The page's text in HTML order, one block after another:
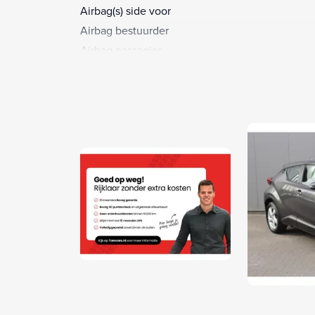
Airbag(s) side voor
Airbag bestuurder
Airbag passagier
Automatische verlichting
Autonomous Emergency Braking
Bandenspanningscontrolesysteem
Bestuurdersstoel in hoogte verstelbaar